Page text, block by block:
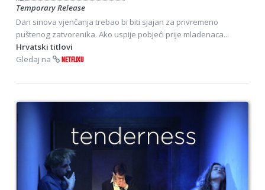
Temporary Release
Dan sinova vjenčanja trebao bi biti sjajan za privremeno
puštenog zatvorenika. Ako uspije pobjeći prije mladenaca...
Hrvatski titlovi
Gledaj na
NETFLIXU